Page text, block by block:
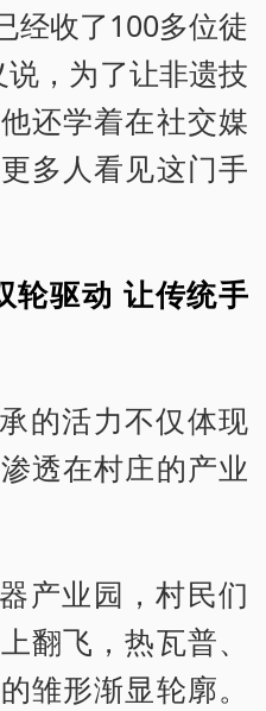
经收了100多位徒
说，为了让非遗技
还学着在社交媒
多人看见这门手
轮驱动 让传统手
的活力不仅体现
透在村庄的产业
产业园，村民们
翻飞，热瓦普、
雏形渐显轮廓。